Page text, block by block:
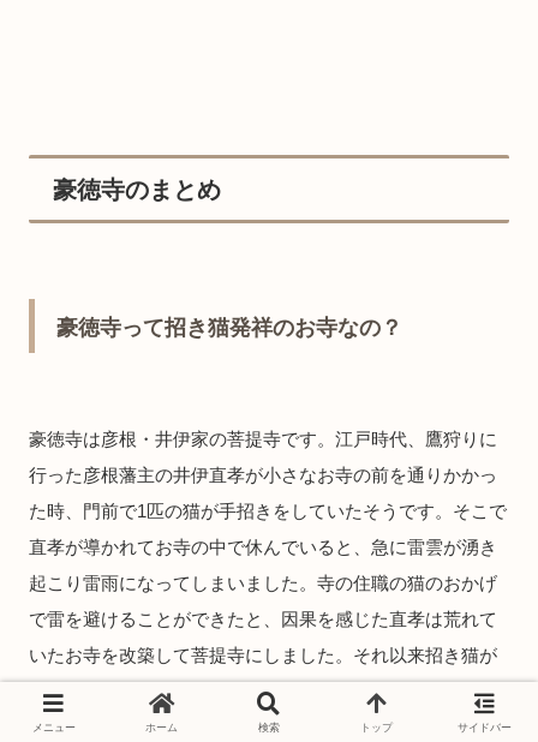
豪徳寺のまとめ
豪徳寺って招き猫発祥のお寺なの？
豪徳寺は彦根・井伊家の菩提寺です。江戸時代、鷹狩りに
行った彦根藩主の井伊直孝が小さなお寺の前を通りかかっ
た時、門前で1匹の猫が手招きをしていたそうです。そこで
直孝が導かれてお寺の中で休んでいると、急に雷雲が湧き
起こり雷雨になってしまいました。寺の住職の猫のおかげ
で雷を避けることができたと、因果を感じた直孝は荒れて
いたお寺を改築して菩提寺にしました。それ以来招き猫が
奉納されるようになり、今では2000体もあるそうです。
メニュー ホーム 検索 トップ サイドバー